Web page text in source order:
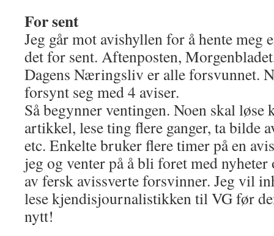
For sent
Jeg går mot avishyllen for å hente meg
det for sent. Aftenposten,
Dagens Næringsliv er alle forsvunnet.
forsynt seg med 4 aviser.
Så begynner ventingen. Noen skal løse
artikkel, lese ting flere ganger, ta bilde
etc. Enkelte bruker flere timer på en
jeg og venter på å bli foret med
av fersk avissverte forsvinner. Jeg vil
lese kjendisjournalistikken til VG før
nytt!